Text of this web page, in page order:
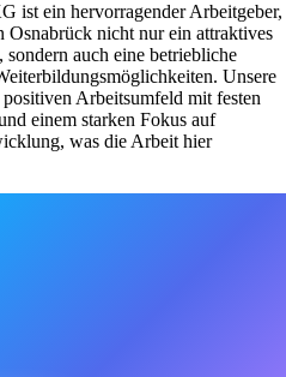
ist ein hervorragender Arbeitgeber,
nicht nur ein attraktives
auch eine betriebliche
Unsere
Arbeitsumfeld mit festen
einem starken Fokus auf
was die Arbeit hier